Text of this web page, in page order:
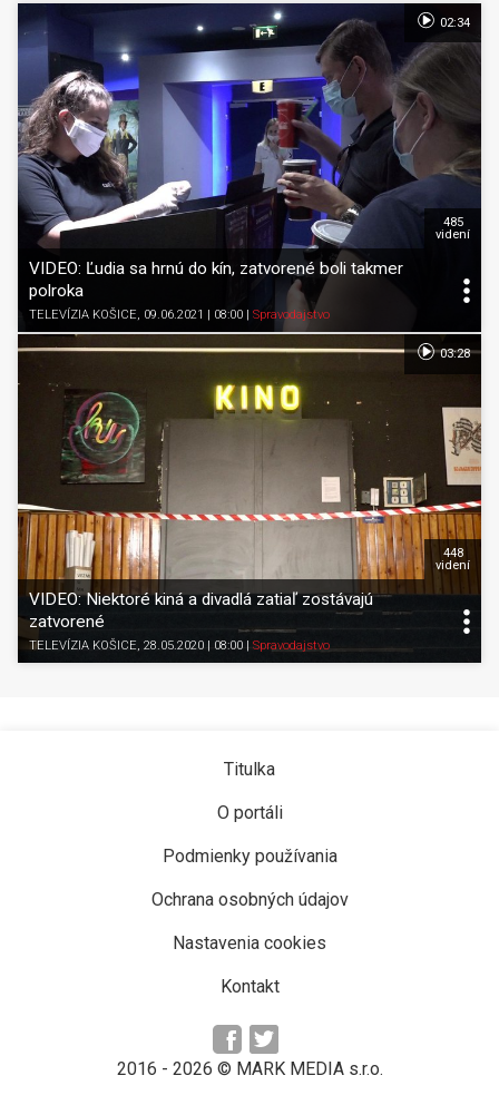
VIDEO: Ľudia sa hrnú do kín, zatvorené boli takmer
polroka
TELEVÍZIA KOŠICE, 09.06.2021 | 08:00 Spravodajstvo
485
videní
02:34
VIDEO: Niektoré kiná a divadlá zatiaľ zostávajú
zatvorené
TELEVÍZIA KOŠICE, 28.05.2020 | 08:00 Spravodajstvo
448
videní
03:28
Titulka
O portáli
Podmienky používania
Ochrana osobných údajov
Nastavenia cookies
Kontakt
2016 - 2026 © MARK MEDIA s.r.o.